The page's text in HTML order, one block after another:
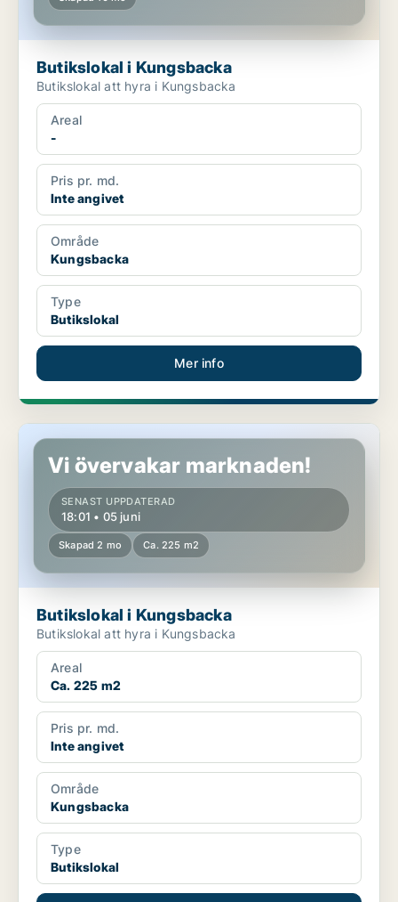
Butikslokal i Kungsbacka
Butikslokal att hyra i Kungsbacka
Areal
-
Pris pr. md.
Inte angivet
Område
Kungsbacka
Type
Butikslokal
Mer info
Butikslokal i Kungsbacka
Vi övervakar marknaden!
SENAST UPPDATERAD
18:01 • 05 juni
Skapad 2 mo Ca. 225 m2
Butikslokal i Kungsbacka
Butikslokal att hyra i Kungsbacka
Areal
Ca. 225 m2
Pris pr. md.
Inte angivet
Område
Kungsbacka
Type
Butikslokal